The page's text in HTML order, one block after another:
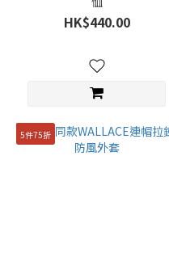
HK$440.00
5件75折